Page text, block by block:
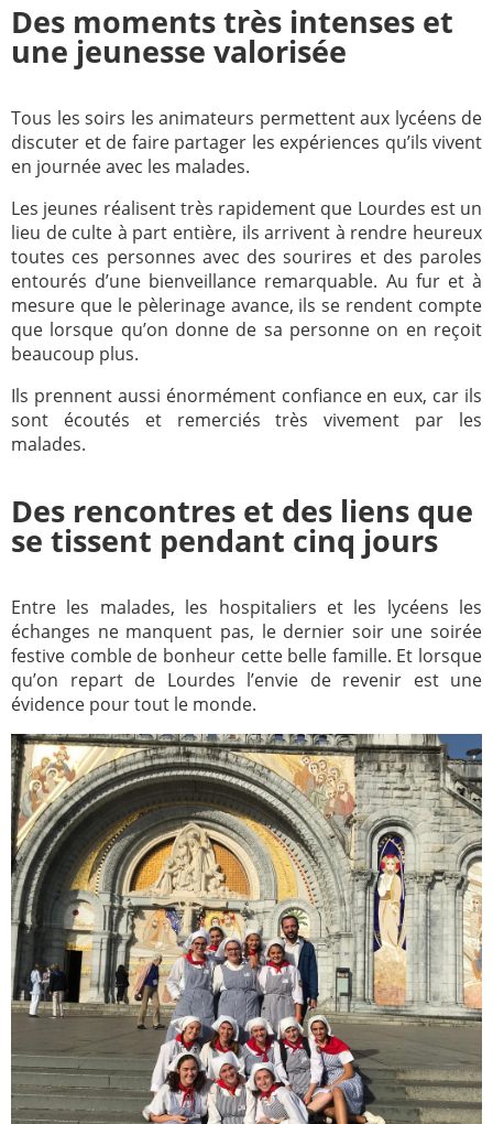
2017
2018
2019
2020
Des moments très intenses et
une jeunesse valorisée
Tous les soirs les animateurs permettent aux lycéens de
discuter et de faire partager les expériences qu’ils vivent
en journée avec les malades.
Les jeunes réalisent très rapidement que Lourdes est un
lieu de culte à part entière, ils arrivent à rendre heureux
toutes ces personnes avec des sourires et des paroles
entourés d’une bienveillance remarquable. Au fur et à
mesure que le pèlerinage avance, ils se rendent compte
que lorsque qu’on donne de sa personne on en reçoit
beaucoup plus.
Ils prennent aussi énormément confiance en eux, car ils
sont écoutés et remerciés très vivement par les
malades.
Des rencontres et des liens que
se tissent pendant cinq jours
Entre les malades, les hospitaliers et les lycéens les
échanges ne manquent pas, le dernier soir une soirée
festive comble de bonheur cette belle famille. Et lorsque
qu’on repart de Lourdes l’envie de revenir est une
évidence pour tout le monde.